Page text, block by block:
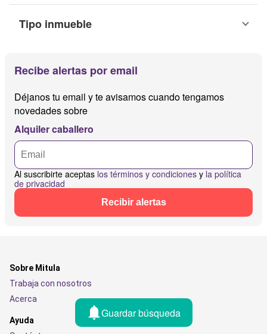
Tipo inmueble
Recibe alertas por email
Déjanos tu email y te avisamos cuando tengamos
novedades sobre
Alquiler caballero
Al suscribirte aceptas los términos y condiciones y la política
de privacidad
Recibir alertas
Guardar búsqueda
Sobre Mitula
Trabaja con nosotros
Acerca
Ayuda